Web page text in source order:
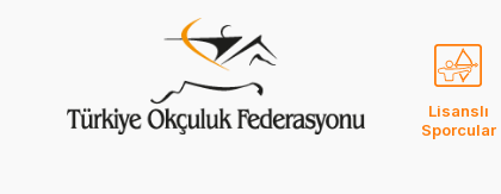
Lisanslı
Sporcular